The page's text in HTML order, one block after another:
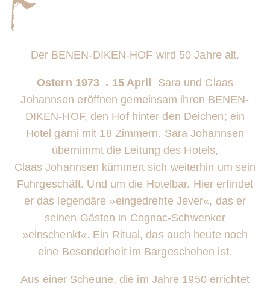
Der BENEN-DIKEN-HOF wird 50 Jahre alt.
Ostern 1973 . 15 April
Sara und Claas
Johannsen eröffnen gemeinsam ihren BENEN-
DIKEN-HOF, den Hof hinter den Deichen; ein
Hotel garni mit 18 Zimmern. Sara Johannsen
übernimmt die Leitung des Hotels,
ClaasJohannsen kümmert sich weiterhin um sein
Fuhrgeschäft. Und um die Hotelbar. Hier erfindet
er das legendäre »eingedrehte Jever«, das er
seinen Gästen in Cognac-Schwenker
»einschenkt«. Ein Ritual, das auch heute noch
eine Besonderheit im Bargeschehen ist.
Aus einer Scheune, die im Jahre 1950 errichtet